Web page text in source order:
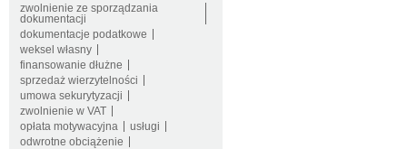
zwolnienie ze sporządzania
dokumentacji
dokumentacje podatkowe
weksel własny
finansowanie dłużne
sprzedaż wierzytelności
umowa sekurytyzacji
zwolnienie w VAT
opłata motywacyjna
usługi
odwrotne obciążenie